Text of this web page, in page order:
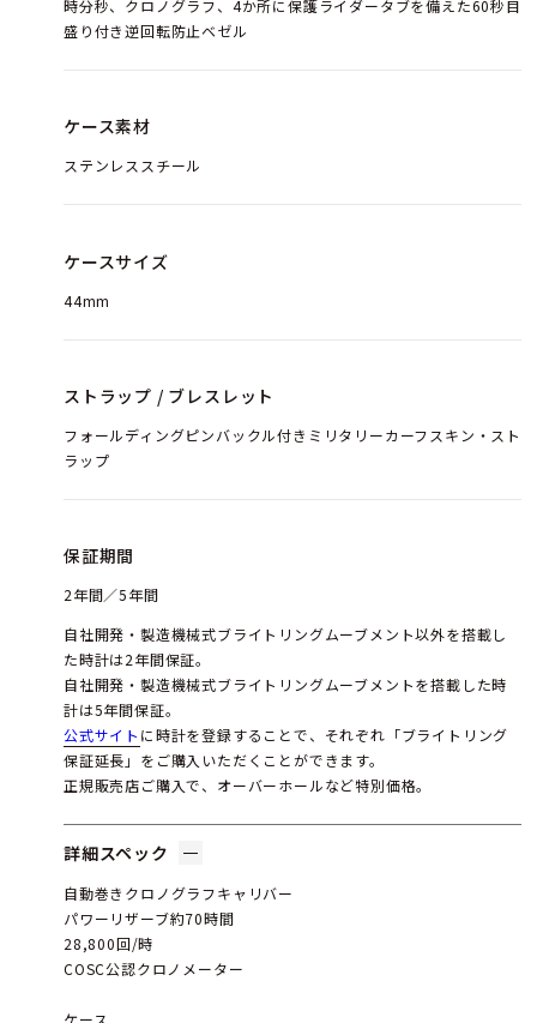
時分秒、クロノグラフ、4か所に保護ライダータブを備えた60秒目
盛り付き逆回転防止ベゼル
ケース素材
ステンレススチール
ケースサイズ
44mm
ストラップ / ブレスレット
フォールディングピンバックル付きミリタリーカーフスキン・スト
ラップ
保証期間
2年間／5年間
自社開発・製造機械式ブライトリングムーブメント以外を搭載し
た時計は2年間保証。
自社開発・製造機械式ブライトリングムーブメントを搭載した時
計は5年間保証。
公式サイト に時計を登録することで、それぞれ「ブライトリング
保証延長」をご購入いただくことができます。
正規販売店ご購入で、オーバーホールなど特別価格。
詳細スペック
自動巻きクロノグラフキャリバー
パワーリザーブ約70時間
28,800回/時
COSC公認クロノメーター